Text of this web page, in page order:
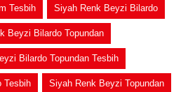
Tesbih Siyah Renk Beyzi Bilardo
Beyzi Bilardo Topundan
Bilardo Topundan Tesbih
Tesbih Siyah Renk Beyzi Topundan